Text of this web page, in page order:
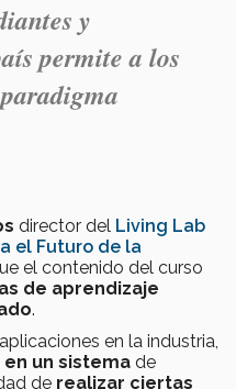
y
permite a los
director del Living Lab
el Futuro de la
el contenido del curso
de aprendizaje
.
en la industria,
un sistema de
de realizar ciertas